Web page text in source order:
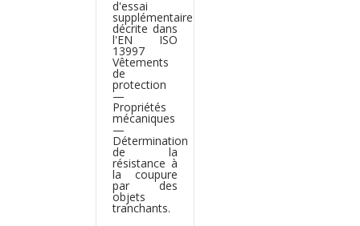
d'essai
supplémentaire
décrite dans
l'EN ISO
13997
Vêtements
de
protection
—
Propriétés
mécaniques
—
Détermination
de la
résistance à
la coupure
par des
objets
tranchants.